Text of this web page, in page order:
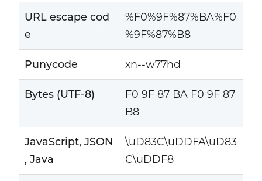
URL escape cod
e
%F0%9F%87%BA%F0
%9F%87%B8
Punycode xn--w77hd
Bytes (UTF-8)
F0 9F 87 BA F0 9F 87
B8
JavaScript, JSON
, Java
\uD83C\uDDFA\uD83
C\uDDF8